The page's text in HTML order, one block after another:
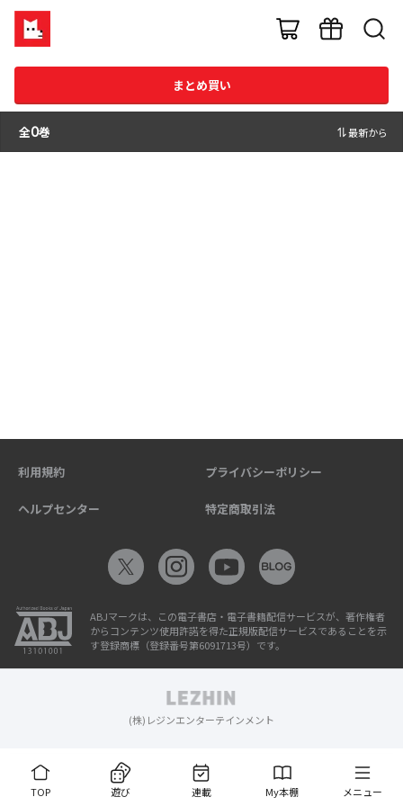
まとめ買い
全0巻 最新から
TOP 遊び 連載 My本棚 メニュー
利用規約 プライバシーポリシー
ヘルプセンター 特定商取引法
ABJマークは、この電子書店・電子書籍配信サービスが、著作権者
からコンテンツ使用許諾を得た正規版配信サービスであることを示
す登録商標（登録番号第6091713号）です。
(株)レジンエンターテインメント